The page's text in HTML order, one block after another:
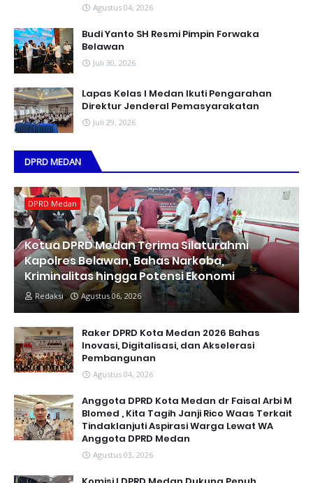
Agustus 04, 2026
Budi Yanto SH Resmi Pimpin Forwaka
Belawan
Juli 30, 2026
Lapas Kelas I Medan Ikuti Pengarahan
Direktur Jenderal Pemasyarakatan
Juli 29, 2026
DPRD MEDAN
DPRD Medan
Ketua DPRD Medan Terima Silaturahmi
Kapolres Belawan, Bahas Narkoba,
Kriminalitas hingga Potensi Ekonomi
Redaksi Agustus 06, 2026
Raker DPRD Kota Medan 2026 Bahas
Inovasi, Digitalisasi, dan Akselerasi
Pembangunan
Agustus 04, 2026
Anggota DPRD Kota Medan dr Faisal Arbi M
Blomed , Kita Tagih Janji Rico Waas Terkait
Tindaklanjuti Aspirasi Warga Lewat WA
Anggota DPRD Medan
Agustus 03, 2026